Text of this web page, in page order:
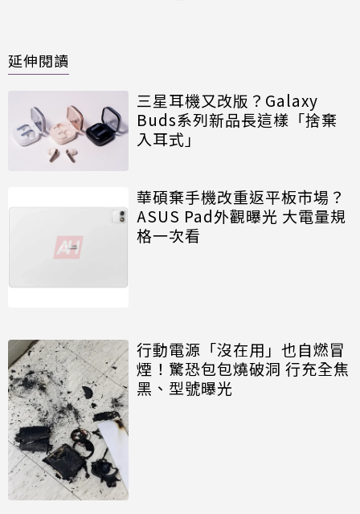
延伸閱讀
三星耳機又改版？Galaxy
Buds系列新品長這樣「捨棄
入耳式」
華碩棄手機改重返平板市場？
ASUS Pad外觀曝光 大電量規
格一次看
行動電源「沒在用」也自燃冒
煙！驚恐包包燒破洞 行充全焦
黑、型號曝光